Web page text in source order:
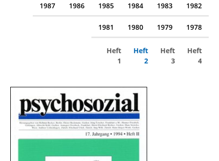
1987 1986 1985 1984 1983 1982
1981 1980 1979 1978
Heft
1
Heft
2
Heft
3
Heft
4